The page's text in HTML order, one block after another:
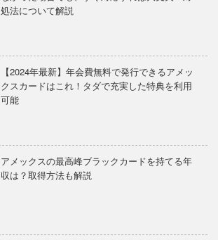
処法について解説
【2024年最新】年会費無料で発行できるアメッ
クスカードはこれ！タダで充実した特典を利用
可能
アメックスの最高峰ブラックカードを持てる年
収は？取得方法も解説